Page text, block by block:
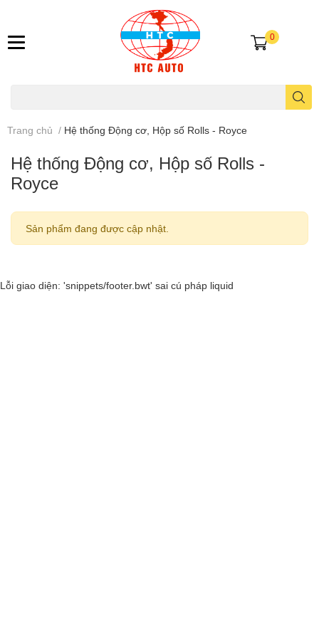
0
Trang chủ / Hệ thống Động cơ, Hộp số Rolls - Royce
Hệ thống Động cơ, Hộp số Rolls -
Royce
Sản phẩm đang được cập nhật.
Lỗi giao diện: 'snippets/footer.bwt' sai cú pháp liquid